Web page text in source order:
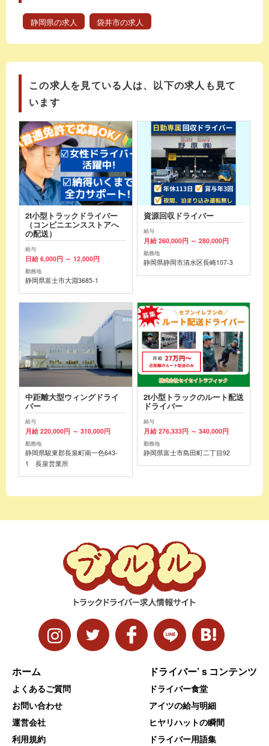
静岡県の求人 袋井市の求人
この求人を見ている人は、以下の求人も見て
います
2t小型トラックドライバー
（コンビニエンスストアへ
の配送）
給与
日給 6,000円 ～ 12,000円
勤務地
静岡県富士市大淵3685-1
資源回収ドライバー
給与
月給 260,000円 ～ 280,000円
勤務地
静岡県静岡市清水区長崎107-3
中距離大型ウィングドライ
バー
給与
月給 220,000円 ～ 310,000円
勤務地
静岡県駿東郡長泉町南一色643-
1 長泉営業所
2t小型トラックのルート配送
ドライバー
給与
月給 276,333円 ～ 340,000円
勤務地
静岡県富士市島田町二丁目92
ホーム
よくあるご質問
お問い合わせ
運営会社
利用規約
ドライバー’ｓコンテンツ
ドライバー食堂
アイツの給与明細
ヒヤリハットの瞬間
ドライバー用語集